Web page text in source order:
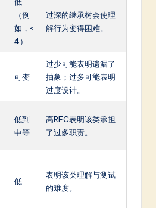
低
（例
如，<
4）
过深的继承树会使理
解行为变得困难。
可变
过少可能表明遗漏了
抽象；过多可能表明
过度设计。
低到
中等
高RFC表明该类承担
了过多职责。
低
表明该类理解与测试
的难度。